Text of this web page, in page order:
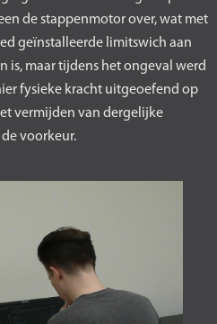
de stappenmotor over, wat met
geïnstalleerde limitswich aan
is, maar tijdens het ongeval werd
fysieke kracht uitgeoefend op
vermijden van dergelijke
voorkeur.